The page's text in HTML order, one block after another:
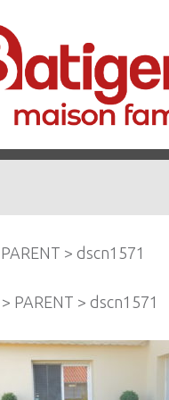
> dscn1571
> PARENT > dscn1571